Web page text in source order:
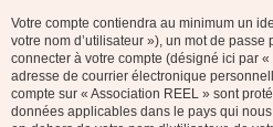
Votre compte contiendra au minimum un
votre nom d’utilisateur »), un mot de
connecter à votre compte (désigné ici par
adresse de courrier électronique
compte sur « Association REEL » sont
données applicables dans le pays qui